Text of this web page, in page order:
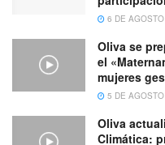
6 DE
Oliva se
el
mujeres
5 DE
Oliva
Climática: